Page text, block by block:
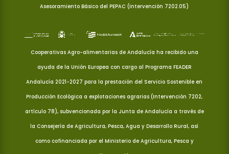
Asesoramiento Básico del PEPAC (Intervención 7202.05)
Cooperativas Agro-alimentarias de Andalucía ha recibido una
ayuda de la Unión Europea con cargo al Programa FEADER
Andalucía 2021-2027 para la prestación del Servicio Sostenible en
Producción Ecológica a explotaciones agrarias (Intervención 7202,
artículo 78), subvencionada por la Junta de Andalucía a través de
la Consejería de Agricultura, Pesca, Agua y Desarrollo Rural, así
como cofinanciada por el Ministerio de Agricultura, Pesca y